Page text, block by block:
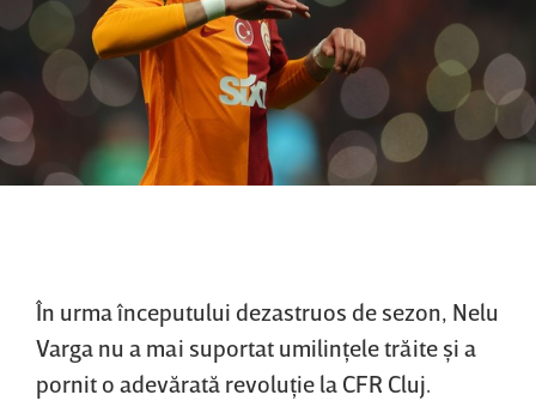
În urma începutului dezastruos de sezon, Nelu
Varga nu a mai suportat umilinţele trăite şi a
pornit o adevărată revoluţie la CFR Cluj.